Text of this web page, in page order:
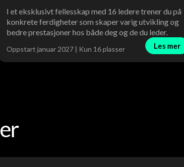
I et eksklusivt fellesskap med 16 ledere trener du på
konkrete ferdigheter som skaper varig utvikling og
bedre prestasjoner hos både deg og de du leder.
Oppstart januar 2027 | Kun 16 plasser Les mer